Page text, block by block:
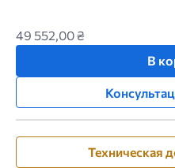
49 552,00 ₴
В
Техническая